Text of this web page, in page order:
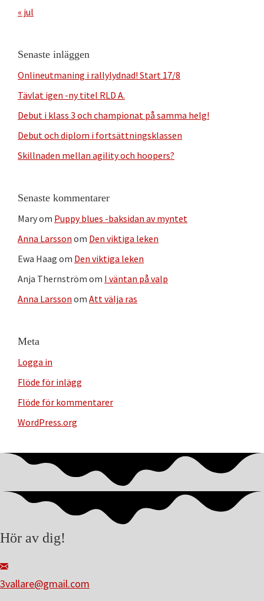
« jul
Senaste inläggen
Onlineutmaning i rallylydnad! Start 17/8
Tävlat igen -ny titel RLD A.
Debut i klass 3 och championat på samma helg!
Debut och diplom i fortsättningsklassen
Skillnaden mellan agility och hoopers?
Senaste kommentarer
Maryom Puppy blues -baksidan av myntet
Anna Larsson om Den viktiga leken
Ewa Haag om Den viktiga leken
Anja Thernström om I väntan på valp
Anna Larsson om Att välja ras
Meta
Logga in
Flöde för inlägg
Flöde för kommentarer
WordPress.org
Hör av dig!
3vallare@gmail.com